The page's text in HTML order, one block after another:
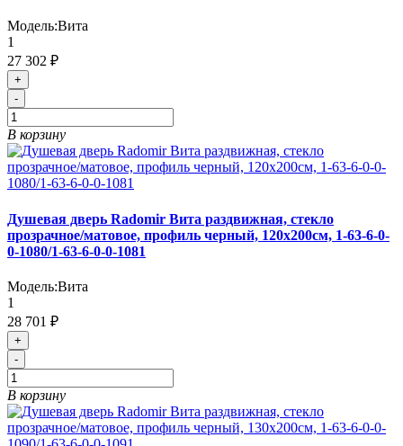
Модель:Вита
1
27 302 ₽
+
-
В корзину
Душевая дверь Radomir Вита раздвижная, стекло
прозрачное/матовое, профиль черный, 120х200см, 1-63-6-0-
0-1080/1-63-6-0-0-1081
Модель:Вита
1
28 701 ₽
+
-
В корзину